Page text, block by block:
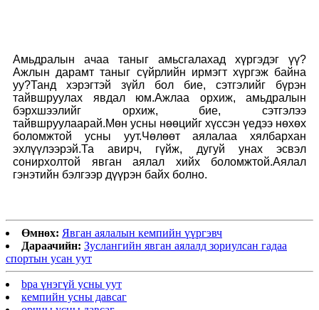
Амьдралын ачаа таныг амьсгалахад хүргэдэг үү?
Ажлын дарамт таныг сүйрлийн ирмэгт хүргэж байна
уу?Танд хэрэгтэй зүйл бол бие, сэтгэлийг бүрэн
тайвшруулах явдал юм.Ажлаа орхиж, амьдралын
бэрхшээлийг орхиж, бие, сэтгэлээ
тайвшруулаарай.Мөн усны нөөцийг хүссэн үедээ нөхөх
боломжтой усны уут.Чөлөөт аялалаа хялбархан
эхлүүлээрэй.Та авирч, гүйж, дугуй унах эсвэл
сонирхолтой явган аялал хийх боломжтой.Аялал
гэнэтийн бэлгээр дүүрэн байх болно.
Өмнөх: Явган аялалын кемпийн үүргэвч
Дараачийн: Зуслангийн явган аялалд зориулсан гадаа
спортын усан уут
bpa үнэгүй усны уут
кемпийн усны давсаг